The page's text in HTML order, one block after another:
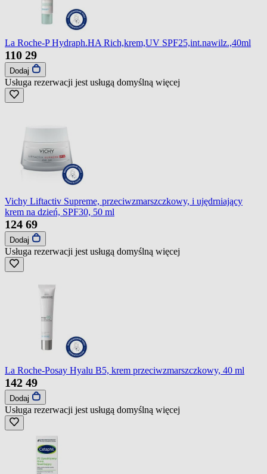
La Roche-P Hydraph.HA Rich,krem,UV SPF25,int.nawilz.,40ml
110 29
Dodaj
Usługa rezerwacji jest usługą domyślną więcej
Vichy Liftactiv Supreme, przeciwzmarszczkowy, i ujędrniający
krem na dzień, SPF30, 50 ml
124 69
Dodaj
Usługa rezerwacji jest usługą domyślną więcej
La Roche-Posay Hyalu B5, krem przeciwzmarszczkowy, 40 ml
142 49
Dodaj
Usługa rezerwacji jest usługą domyślną więcej